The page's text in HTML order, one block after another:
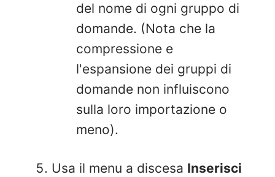
del nome di ogni gruppo di
domande. (Nota che la
compressione e
l'espansione dei gruppi di
domande non influiscono
sulla loro importazione o
meno).
Usa il menu a discesa Inserisci